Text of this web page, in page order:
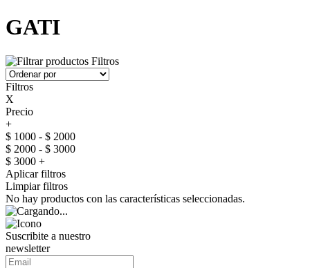
GATI
Filtros
Filtros
X
Precio
+
$ 1000 - $ 2000
$ 2000 - $ 3000
$ 3000 +
Aplicar filtros
Limpiar filtros
No hay productos con las características seleccionadas.
Suscribite a nuestro
newsletter